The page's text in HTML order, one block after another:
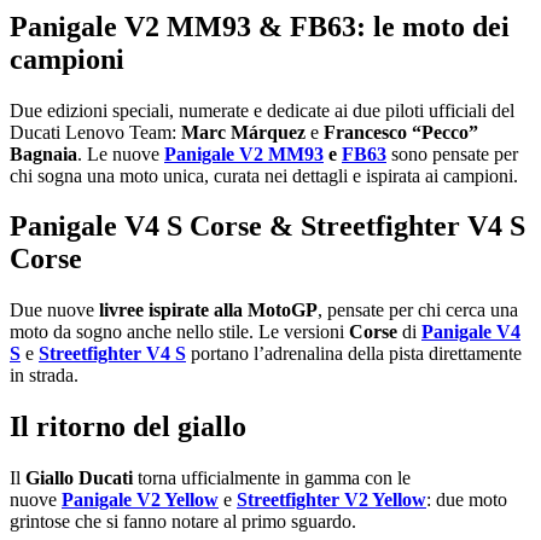
Panigale V2 MM93 & FB63: le moto dei
campioni
Due edizioni speciali, numerate e dedicate ai due piloti ufficiali del
Ducati Lenovo Team: Marc Márquez e Francesco “Pecco”
Bagnaia. Le nuove Panigale V2 MM93 e FB63 sono pensate per
chi sogna una moto unica, curata nei dettagli e ispirata ai campioni.
Panigale V4 S Corse & Streetfighter V4 S
Corse
Due nuove livree ispirate alla MotoGP, pensate per chi cerca una
moto da sogno anche nello stile. Le versioni Corse di Panigale V4
S e Streetfighter V4 S portano l’adrenalina della pista direttamente
in strada.
Il ritorno del giallo
Il Giallo Ducati torna ufficialmente in gamma con le
nuove Panigale V2 Yellow e Streetfighter V2 Yellow: due moto
grintose che si fanno notare al primo sguardo.